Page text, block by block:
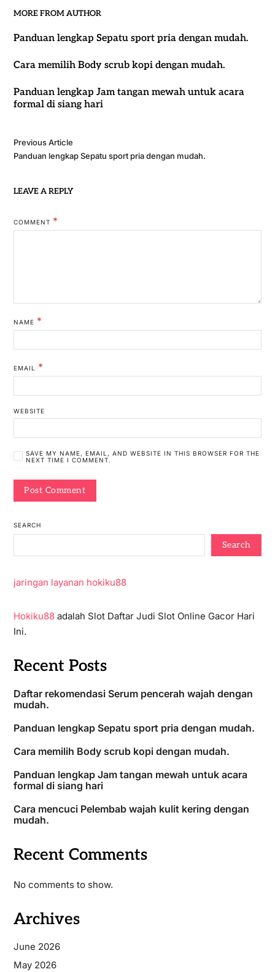
MORE FROM AUTHOR
Panduan lengkap Sepatu sport pria dengan mudah.
Cara memilih Body scrub kopi dengan mudah.
Panduan lengkap Jam tangan mewah untuk acara
formal di siang hari
Previous Article
Panduan lengkap Sepatu sport pria dengan mudah.
LEAVE A REPLY
COMMENT *
NAME *
EMAIL *
WEBSITE
SAVE MY NAME, EMAIL, AND WEBSITE IN THIS BROWSER FOR THE
NEXT TIME I COMMENT.
SEARCH
Search
jaringan layanan hokiku88
Hokiku88adalah Slot Daftar Judi Slot Online Gacor Hari
Ini.
Recent Posts
Daftar rekomendasi Serum pencerah wajah dengan
mudah.
Panduan lengkap Sepatu sport pria dengan mudah.
Cara memilih Body scrub kopi dengan mudah.
Panduan lengkap Jam tangan mewah untuk acara
formal di siang hari
Cara mencuci Pelembab wajah kulit kering dengan
mudah.
Recent Comments
No comments to show.
Archives
June 2026
May 2026